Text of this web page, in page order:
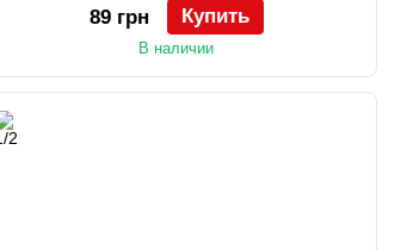
89 грн Купить
В наличии